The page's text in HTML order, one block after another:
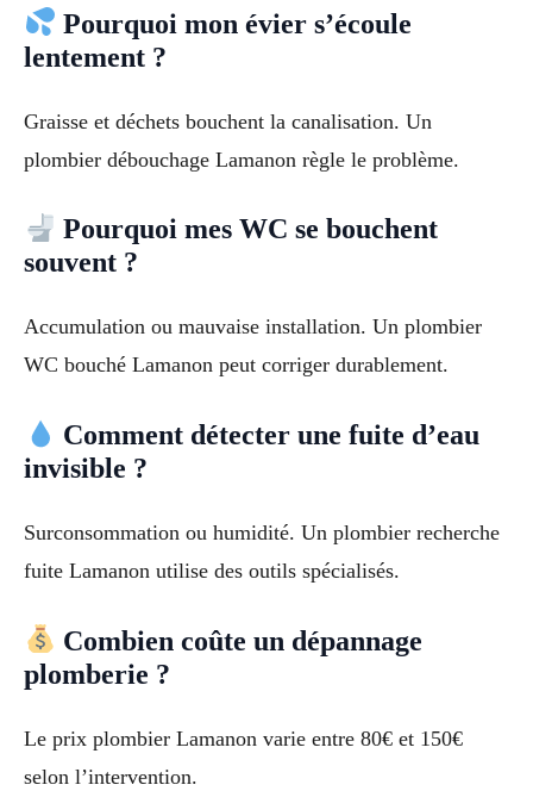
Pourquoi mon évier s’écoule
lentement ?
Graisse et déchets bouchent la canalisation. Un
plombier débouchage Lamanon règle le problème.
Pourquoi mes WC se bouchent
souvent ?
Accumulation ou mauvaise installation. Un plombier
WC bouché Lamanon peut corriger durablement.
Comment détecter une fuite d’eau
invisible ?
Surconsommation ou humidité. Un plombier recherche
fuite Lamanon utilise des outils spécialisés.
Combien coûte un dépannage
plomberie ?
Le prix plombier Lamanon varie entre 80€ et 150€
selon l’intervention.